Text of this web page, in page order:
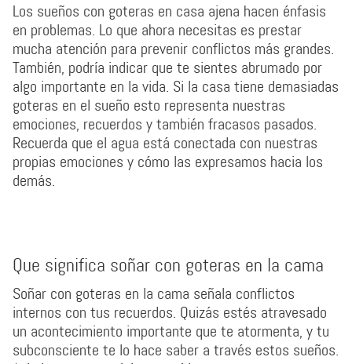
Los sueños con goteras en casa ajena hacen énfasis
en problemas. Lo que ahora necesitas es prestar
mucha atención para prevenir conflictos más grandes.
También, podría indicar que te sientes abrumado por
algo importante en la vida. Si la casa tiene demasiadas
goteras en el sueño esto representa nuestras
emociones, recuerdos y también fracasos pasados.
Recuerda que el agua está conectada con nuestras
propias emociones y cómo las expresamos hacia los
demás.
Que significa soñar con goteras en la cama
Soñar con goteras en la cama señala conflictos
internos con tus recuerdos. Quizás estés atravesado
un acontecimiento importante que te atormenta, y tu
subconsciente te lo hace saber a través estos sueños.